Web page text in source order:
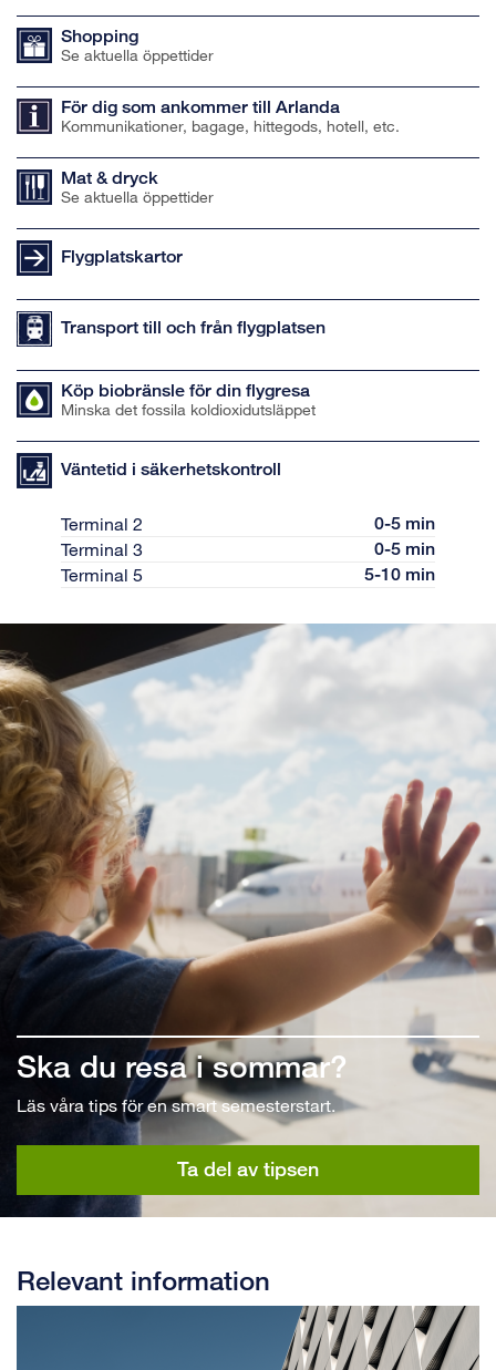
Shopping
Se aktuella öppettider
För dig som ankommer till Arlanda
Kommunikationer, bagage, hittegods, hotell, etc.
Mat & dryck
Se aktuella öppettider
Flygplatskartor
Transport till och från flygplatsen
Köp biobränsle för din flygresa
Minska det fossila koldioxidutsläppet
Väntetid i säkerhetskontroll
Terminal 2
0-5 min
Terminal 3
0-5 min
Terminal 5
5-10 min
Ska du resa i sommar?
Läs våra tips för en smart semesterstart.
Ta del av tipsen
Relevant information